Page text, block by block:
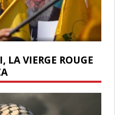
LA VIERGE ROUGE